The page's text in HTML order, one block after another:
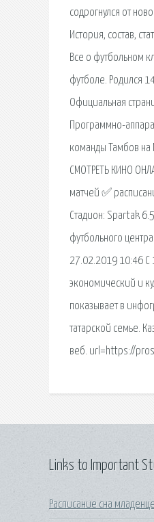
содрогнулся от
История, состав,
Все о футбольном
футболе. Родился
Официальная
Программно-
команды Тамбов на
СМОТРЕТЬ КИНО
матчей ✅
Стадион: Spartak
футбольного
27.02.2019 10:46 С
экономический и
показывает в
татарской семье.
веб. url=https://
Links to Important
Расписание сна